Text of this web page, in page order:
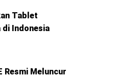
Tablet
di Indonesia
Resmi Meluncur